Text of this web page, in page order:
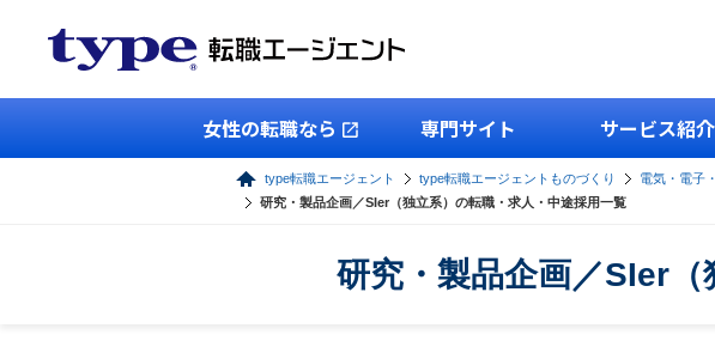
女性の転職なら 専門サイト サービス紹介
type転職エージェント type転職エージェントものづくり 電気・電子
研究・製品企画／SIer（独立系）の転職・求人・中途採用一覧
研究・製品企画／SIer